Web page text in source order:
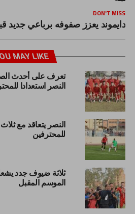
DON'T MISS
دايموند يعزز صفوفه برباعي جديد
MAY LIKE
تعرف على أحدث
النصر استعدادا
النصر يتعاقد مع
للمحترفين
ثلاثة ضيوف جدد
الموسم المقبل